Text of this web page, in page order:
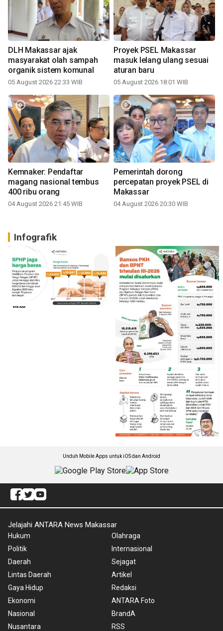
DLH Makassar ajak
masyarakat olah sampah
organik sistem komunal
05 August 2026 22:33 WIB
Proyek PSEL Makassar
masuk lelang ulang sesuai
aturan baru
05 August 2026 18:01 WIB
Kemnaker: Pendaftar
magang nasional tembus
400 ribu orang
04 August 2026 21:45 WIB
Pemerintah dorong
percepatan proyek PSEL di
Makassar
04 August 2026 20:30 WIB
Infografik
Unduh Mobile Apps untuk iOS dan Android
Jelajahi ANTARA News Makassar
Hukum
Politik
Daerah
Lintas Daerah
Gaya Hidup
Ekonomi
Nasional
Nusantara
Olahraga
Internasional
Sejagat
Artikel
Redaksi
ANTARA Foto
BrandA
RSS